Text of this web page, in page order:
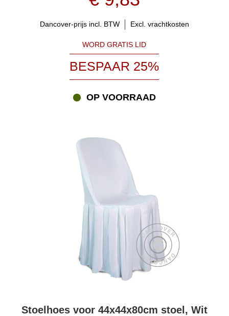
Dancover-prijs incl. BTW Excl. vrachtkosten
WORD GRATIS LID
BESPAAR 25%
OP VOORRAAD
Stoelhoes voor 44x44x80cm stoel, Wit